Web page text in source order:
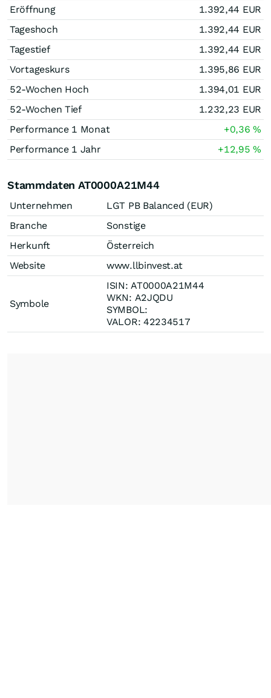
Eröffnung
1.392,44 EUR
Tageshoch
1.392,44 EUR
Tagestief
1.392,44 EUR
Vortageskurs
1.395,86 EUR
52-Wochen Hoch
1.394,01 EUR
52-Wochen Tief
1.232,23 EUR
Performance 1 Monat
+0,36%
Performance 1 Jahr
+12,95%
Stammdaten AT0000A21M44
Unternehmen
LGT PB Balanced (EUR)
Branche
Sonstige
Herkunft
Österreich
Website
www.llbinvest.at
Symbole
ISIN: AT0000A21M44
WKN: A2JQDU
SYMBOL:
VALOR: 42234517